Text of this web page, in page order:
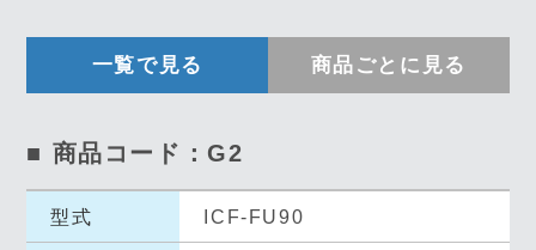
一覧で見る 商品ごとに見る
■ 商品コード：G2
型式 ICF-FU90